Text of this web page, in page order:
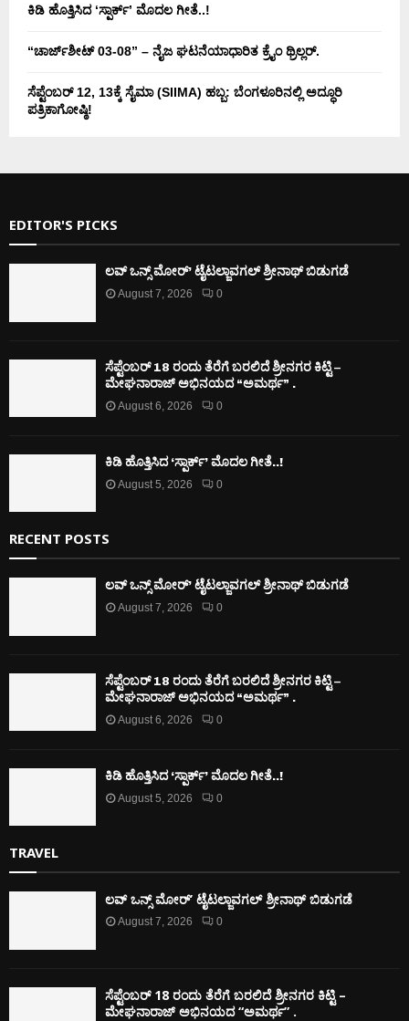
ಕಿಡಿ‌‌ ಹೊತ್ತಿಸಿದ ‘ಸ್ಪಾರ್ಕ್’ ಮೊದಲ‌ ಗೀತೆ..!
“ಚಾರ್ಜ್‌ಶೀಟ್ 03-08” – ನೈಜ ಘಟನೆಯಾಧಾರಿತ ಕ್ರೈಂ ಥ್ರಿಲ್ಲರ್.
ಸೆಪ್ಟೆಂಬರ್ 12, 13ಕ್ಕೆ ಸೈಮಾ (SIIMA) ಹಬ್ಬ: ಬೆಂಗಳೂರಿನಲ್ಲಿ ಅದ್ಧೂರಿ
ಪತ್ರಿಕಾಗೋಷ್ಠಿ!
EDITOR'S PICKS
ಲವ್ ಒನ್ಸ್ ಮೋರ್’ ಟೈಟಲ್ಜಾವಗಲ್ ಶ್ರೀನಾಥ್ ಬಿಡುಗಡೆ
August 7, 2026 0
ಸೆಪ್ಟೆಂಬರ್ 18 ರಂದು ತೆರೆಗೆ ಬರಲಿದೆ ಶ್ರೀನಗರ ಕಿಟ್ಟಿ –
ಮೇಘನಾರಾಜ್ ಅಭಿನಯದ “ಅಮರ್ಥ” .
August 6, 2026 0
ಕಿಡಿ‌‌ ಹೊತ್ತಿಸಿದ ‘ಸ್ಪಾರ್ಕ್’ ಮೊದಲ‌ ಗೀತೆ..!
August 5, 2026 0
RECENT POSTS
ಲವ್ ಒನ್ಸ್ ಮೋರ್’ ಟೈಟಲ್ಜಾವಗಲ್ ಶ್ರೀನಾಥ್ ಬಿಡುಗಡೆ
August 7, 2026 0
ಸೆಪ್ಟೆಂಬರ್ 18 ರಂದು ತೆರೆಗೆ ಬರಲಿದೆ ಶ್ರೀನಗರ ಕಿಟ್ಟಿ –
ಮೇಘನಾರಾಜ್ ಅಭಿನಯದ “ಅಮರ್ಥ” .
August 6, 2026 0
ಕಿಡಿ‌‌ ಹೊತ್ತಿಸಿದ ‘ಸ್ಪಾರ್ಕ್’ ಮೊದಲ‌ ಗೀತೆ..!
August 5, 2026 0
TRAVEL
ಲವ್ ಒನ್ಸ್ ಮೋರ್’ ಟೈಟಲ್ಜಾವಗಲ್ ಶ್ರೀನಾಥ್ ಬಿಡುಗಡೆ
August 7, 2026 0
ಸೆಪ್ಟೆಂಬರ್ 18 ರಂದು ತೆರೆಗೆ ಬರಲಿದೆ ಶ್ರೀನಗರ ಕಿಟ್ಟಿ –
ಮೇಘನಾರಾಜ್ ಅಭಿನಯದ “ಅಮರ್ಥ” .